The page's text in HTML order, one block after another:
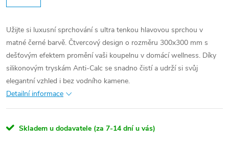
Užijte si luxusní sprchování s ultra tenkou hlavovou sprchou v
matné černé barvě. Čtvercový design o rozměru 300x300 mm s
dešťovým efektem promění vaši koupelnu v domácí wellness. Díky
silikonovým tryskám Anti-Calc se snadno čistí a udrží si svůj
elegantní vzhled i bez vodního kamene.
Detailní informace
Skladem u dodavatele (za 7-14 dní u vás)